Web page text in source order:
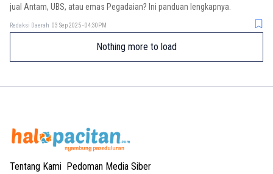
jual Antam, UBS, atau emas Pegadaian? Ini panduan lengkapnya.
Redaksi Daerah 03 Sep 2025 - 04:30PM
Nothing more to load
Tentang Kami Pedoman Media Siber